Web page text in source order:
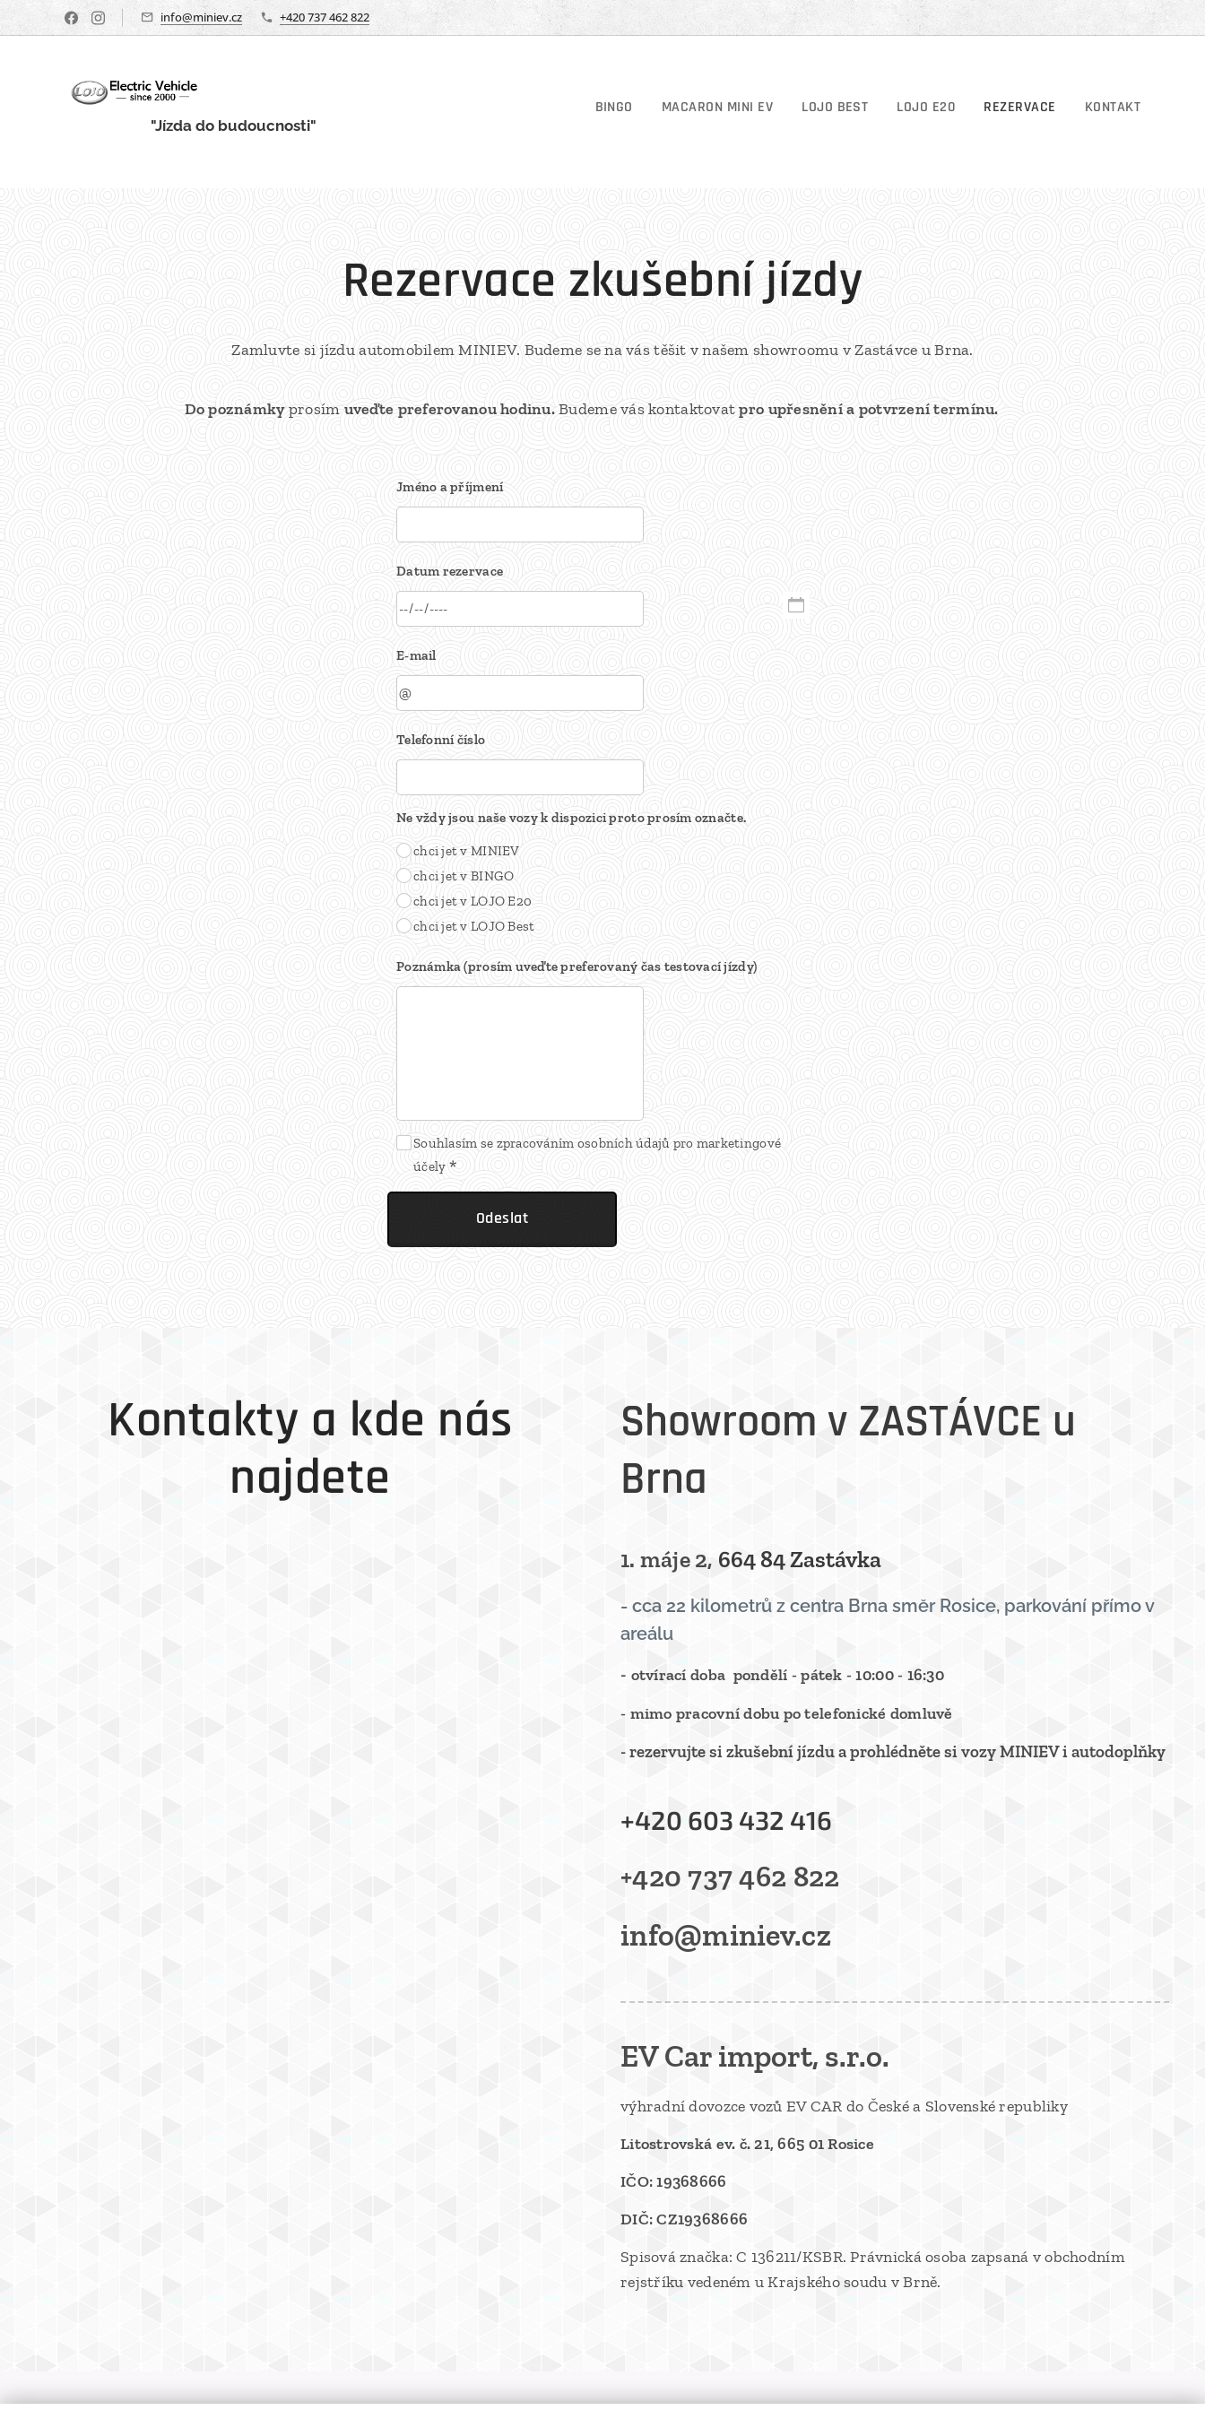
info@miniev.cz +420 737 462 822
"Jízda do budoucnosti"
BINGO MACARON MINI EV LOJO BEST LOJO E20 REZERVACE KONTAKT
Rezervace zkušební jízdy
Zamluvte si jízdu automobilem MINIEV. Budeme se na vás těšit v našem showroomu v Zastávce u Brna.
Do poznámkyprosím uveďte preferovanou hodinu.Budeme vás kontaktovatpro upřesnění a potvrzení termínu.
Jméno a příjmení
Datum rezervace
E-mail
Telefonní číslo
Ne vždy jsou naše vozy k dispozici proto prosím označte.
chci jet v MINIEV
chci jet v BINGO
chci jet v LOJO E20
chci jet v LOJO Best
Poznámka (prosím uveďte preferovaný čas testovací jízdy)
Souhlasím se zpracováním osobních údajů pro marketingové
účely
Odeslat
Kontakty a kde nás
najdete
Showroom v ZASTÁVCE u
Brna
1. máje 2, 664 84 Zastávka
- cca 22 kilometrů z centra Brna směr Rosice, parkování přímo v
areálu
- otvírací doba pondělí - pátek - 10:00 - 16:30
- mimo pracovní dobu po telefonické domluvě
- rezervujte si zkušební jízdu a prohlédněte si vozy MINIEV i autodoplňky
+420 603 432 416
+420 737 462 822
info@miniev.cz
EV Car import, s.r.o.
výhradní dovozce vozů EV CAR do České a Slovenské republiky
Litostrovská ev. č. 21, 665 01 Rosice
IČO: 19368666
DIČ: CZ19368666
Spisová značka: C 136211/KSBR. Právnická osoba zapsaná v obchodním
rejstříku vedeném u Krajského soudu v Brně.